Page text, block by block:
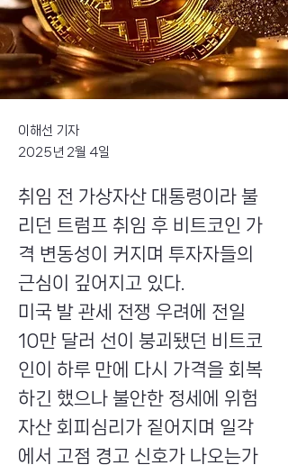
이해선 기자
2025년 2월 4일
취임 전 가상자산 대통령이라 불
리던 트럼프 취임 후 비트코인 가
격 변동성이 커지며 투자자들의
근심이 깊어지고 있다.
미국 발 관세 전쟁 우려에 전일
10만 달러 선이 붕괴됐던 비트코
인이 하루 만에 다시 가격을 회복
하긴 했으나 불안한 정세에 위험
자산 회피심리가 짙어지며 일각
에서 고점 경고 신호가 나오는가